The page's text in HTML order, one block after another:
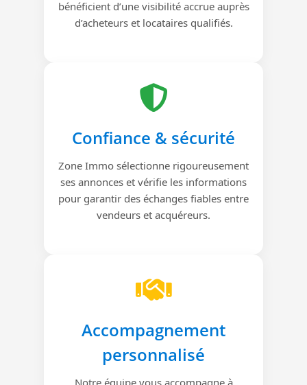
bénéficient d’une visibilité accrue auprès
d’acheteurs et locataires qualifiés.
Confiance & sécurité
Zone Immo sélectionne rigoureusement
ses annonces et vérifie les informations
pour garantir des échanges fiables entre
vendeurs et acquéreurs.
Accompagnement
personnalisé
Notre équipe vous accompagne à